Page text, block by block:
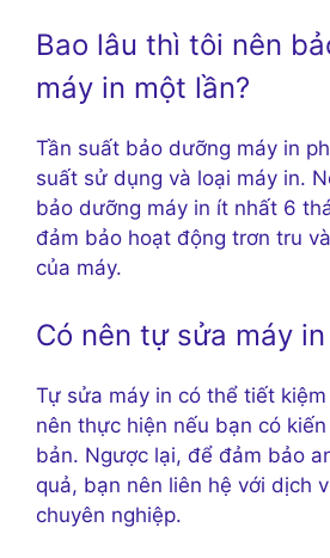
Bao lâu thì tôi nên
máy in một lần?
Tần suất bảo dưỡng máy in
suất sử dụng và loại máy in.
bảo dưỡng máy in ít nhất 6
đảm bảo hoạt động trơn tru
của máy.
Có nên tự sửa máy
Tự sửa máy in có thể tiết
nên thực hiện nếu bạn có
bản. Ngược lại, để đảm bảo
quả, bạn nên liên hệ với dịch
chuyên nghiệp.